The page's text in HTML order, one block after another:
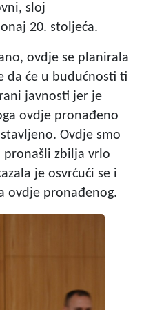
sloj
20. stoljeća.
ovdje se planirala
da će u budućnosti ti
javnosti jer je
ovdje pronađeno
Ovdje smo
pronašli zbilja vrlo
je osvrćući se i
ovdje pronađenog.